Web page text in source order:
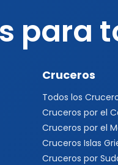
para
Cruceros
Todos los
Cruceros por el
Cruceros por el
Cruceros Islas
Cruceros por